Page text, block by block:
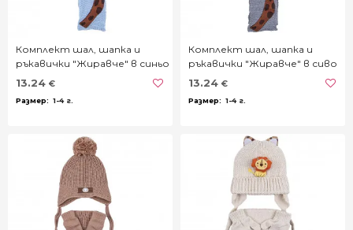
Комплект шал, шапка и
ръкавички "Жиравче" в синьо
13.24 €
1-4 г.
Комплект шал, шапка и
ръкавички "Жиравче" в сиво
13.24 €
1-4 г.